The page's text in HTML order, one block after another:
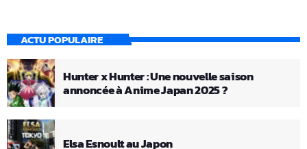
ACTU POPULAIRE
Hunter x Hunter : Une nouvelle saison
annoncée à Anime Japan 2025 ?
Elsa Esnoult au Japon